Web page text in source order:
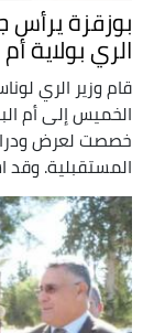
بوزقزة
الري بولاية أم
قام وزير الري
الخميس إلى أم
خصصت لعرض
المستقبلية. وقد